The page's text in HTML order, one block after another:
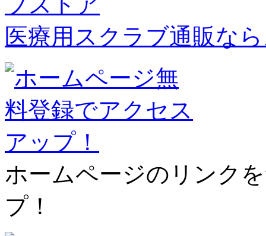
医療用スクラブ通販な
ホームページのリンク
プ！